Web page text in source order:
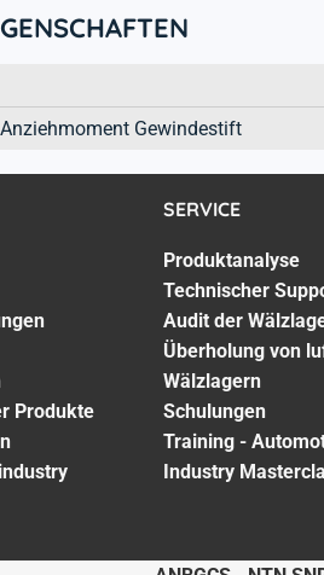
Gewindestift
Produkte
SERVICE
Produktanalyse
Technischer
Audit der
Überholung von
Wälzlagern
Schulungen
Training -
Industry